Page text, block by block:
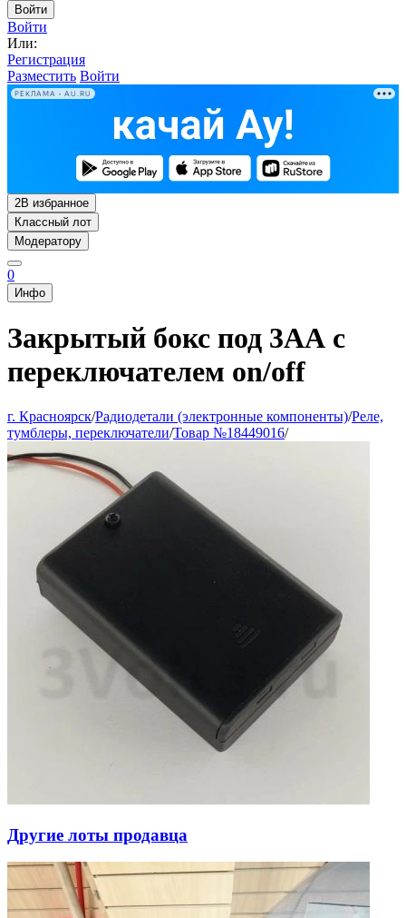
Войти
Войти
Или:
Регистрация
Разместить Войти
РЕКЛАМА • AU.RU
2В избранное
Классный лот
Модератору
0
Инфо
Закрытый бокс под 3АА с
переключателем on/off
г. Красноярск/Радиодетали (электронные компоненты)/Реле,
тумблеры, переключатели/Товар №18449016/
Другие лоты продавца